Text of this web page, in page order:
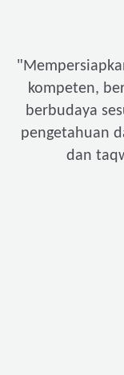
"
kompeten,
berbudaya
pengetahuan
dan